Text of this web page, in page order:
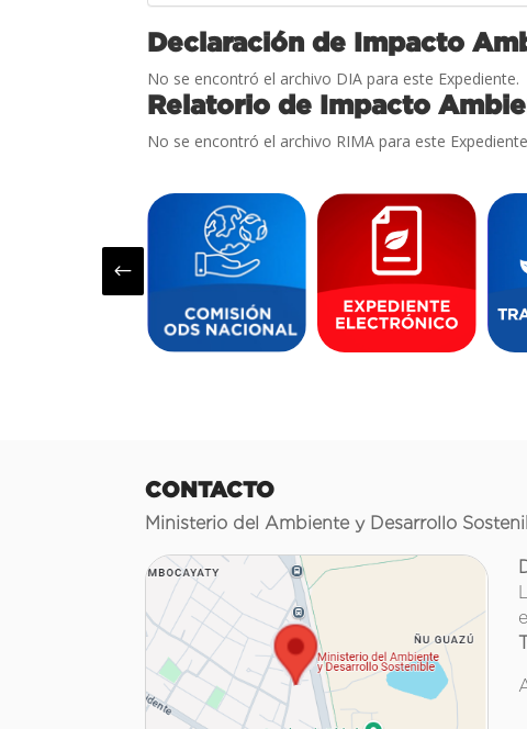
Declaración de Impacto
No se encontró el archivo DIA para este Expediente.
Relatorio de Impacto
No se encontró el archivo RIMA para este
#
CONTACTO
Ministerio del Ambiente y Desarrollo